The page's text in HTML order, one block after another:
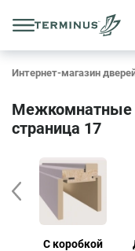
Интернет-магазин
Межкомнатные
страница 17
С коробкой